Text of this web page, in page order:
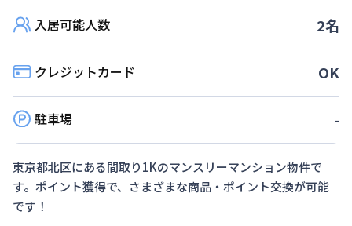
入居可能人数 2名
クレジットカード OK
駐車場 -
東京都北区にある間取り1Kのマンスリーマンション物件で
す。ポイント獲得で、さまざまな商品・ポイント交換が可能
です！